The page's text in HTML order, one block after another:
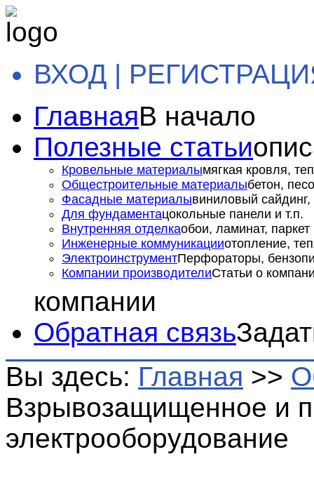
ВХОД |
ГлавнаяВ начало
Полезные статьи
Кровельные материалымягкая кровля,
Общестроительные материалыбетон,
Фасадные материалывиниловый сайдинг,
Для фундаментацокольные панели и т.п.
Внутренняя отделкаобои, ламинат, паркет
Инженерные коммуникацииотопление,
ЭлектроинструментПерфораторы,
Компании производителиСтатьи о
компании
Обратная связь
Вы здесь: Главная >>
Взрывозащищенное и
электрооборудование